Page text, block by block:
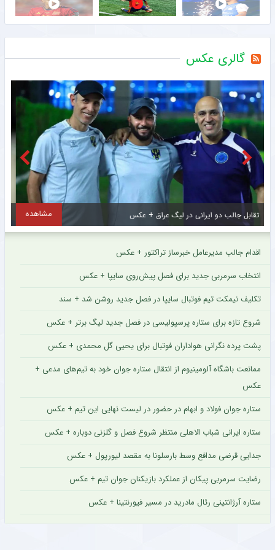
گالری عکس
مشاهده
اقدام جالب مدیرعامل خبرساز تراکتور + عکس
انتخاب سرمربی جدید برای فصل پیش‌روی سایپا + عکس
تکلیف نیمکت تیم فوتبال سایپا در فصل جدید روشن شد + سند
شروع تازه برای ستاره پرسپولیسی در فصل جدید لیگ برتر + عکس
پشت پرده نگرانی هواداران فوتبال برای یحیی گل محمدی + عکس
ممانعت باشگاه آلومینیوم از انتقال ستاره جوان خود به تیم‌های مدعی +
عکس
ستاره جوان فولاد و ابهام در حضور در لیست نهایی این تیم + عکس
ستاره ایرانی شباب الاهلی منتظر شروع فصل و گلزنی دوباره + عکس
جدایی قرضی مدافع وسط بارسلونا به مقصد لیورپول + عکس
رضایت سرمربی پیکان از عملکرد بازیکنان جوان تیم + عکس
ستاره آرژانتینی رئال مادرید در مسیر فیورنتینا + عکس